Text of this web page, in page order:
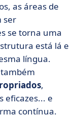
as áreas de
ser
se torna uma
está lá e
língua.
,
eficazes... e
contínua.